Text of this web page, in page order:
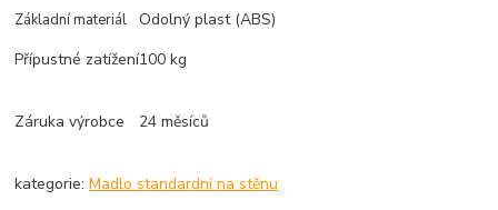
Základní materiál
Odolný plast (ABS)
Přípustné zatížení100 kg
Záruka výrobce 24 měsíců
kategorie:Madlo standardní na stěnu